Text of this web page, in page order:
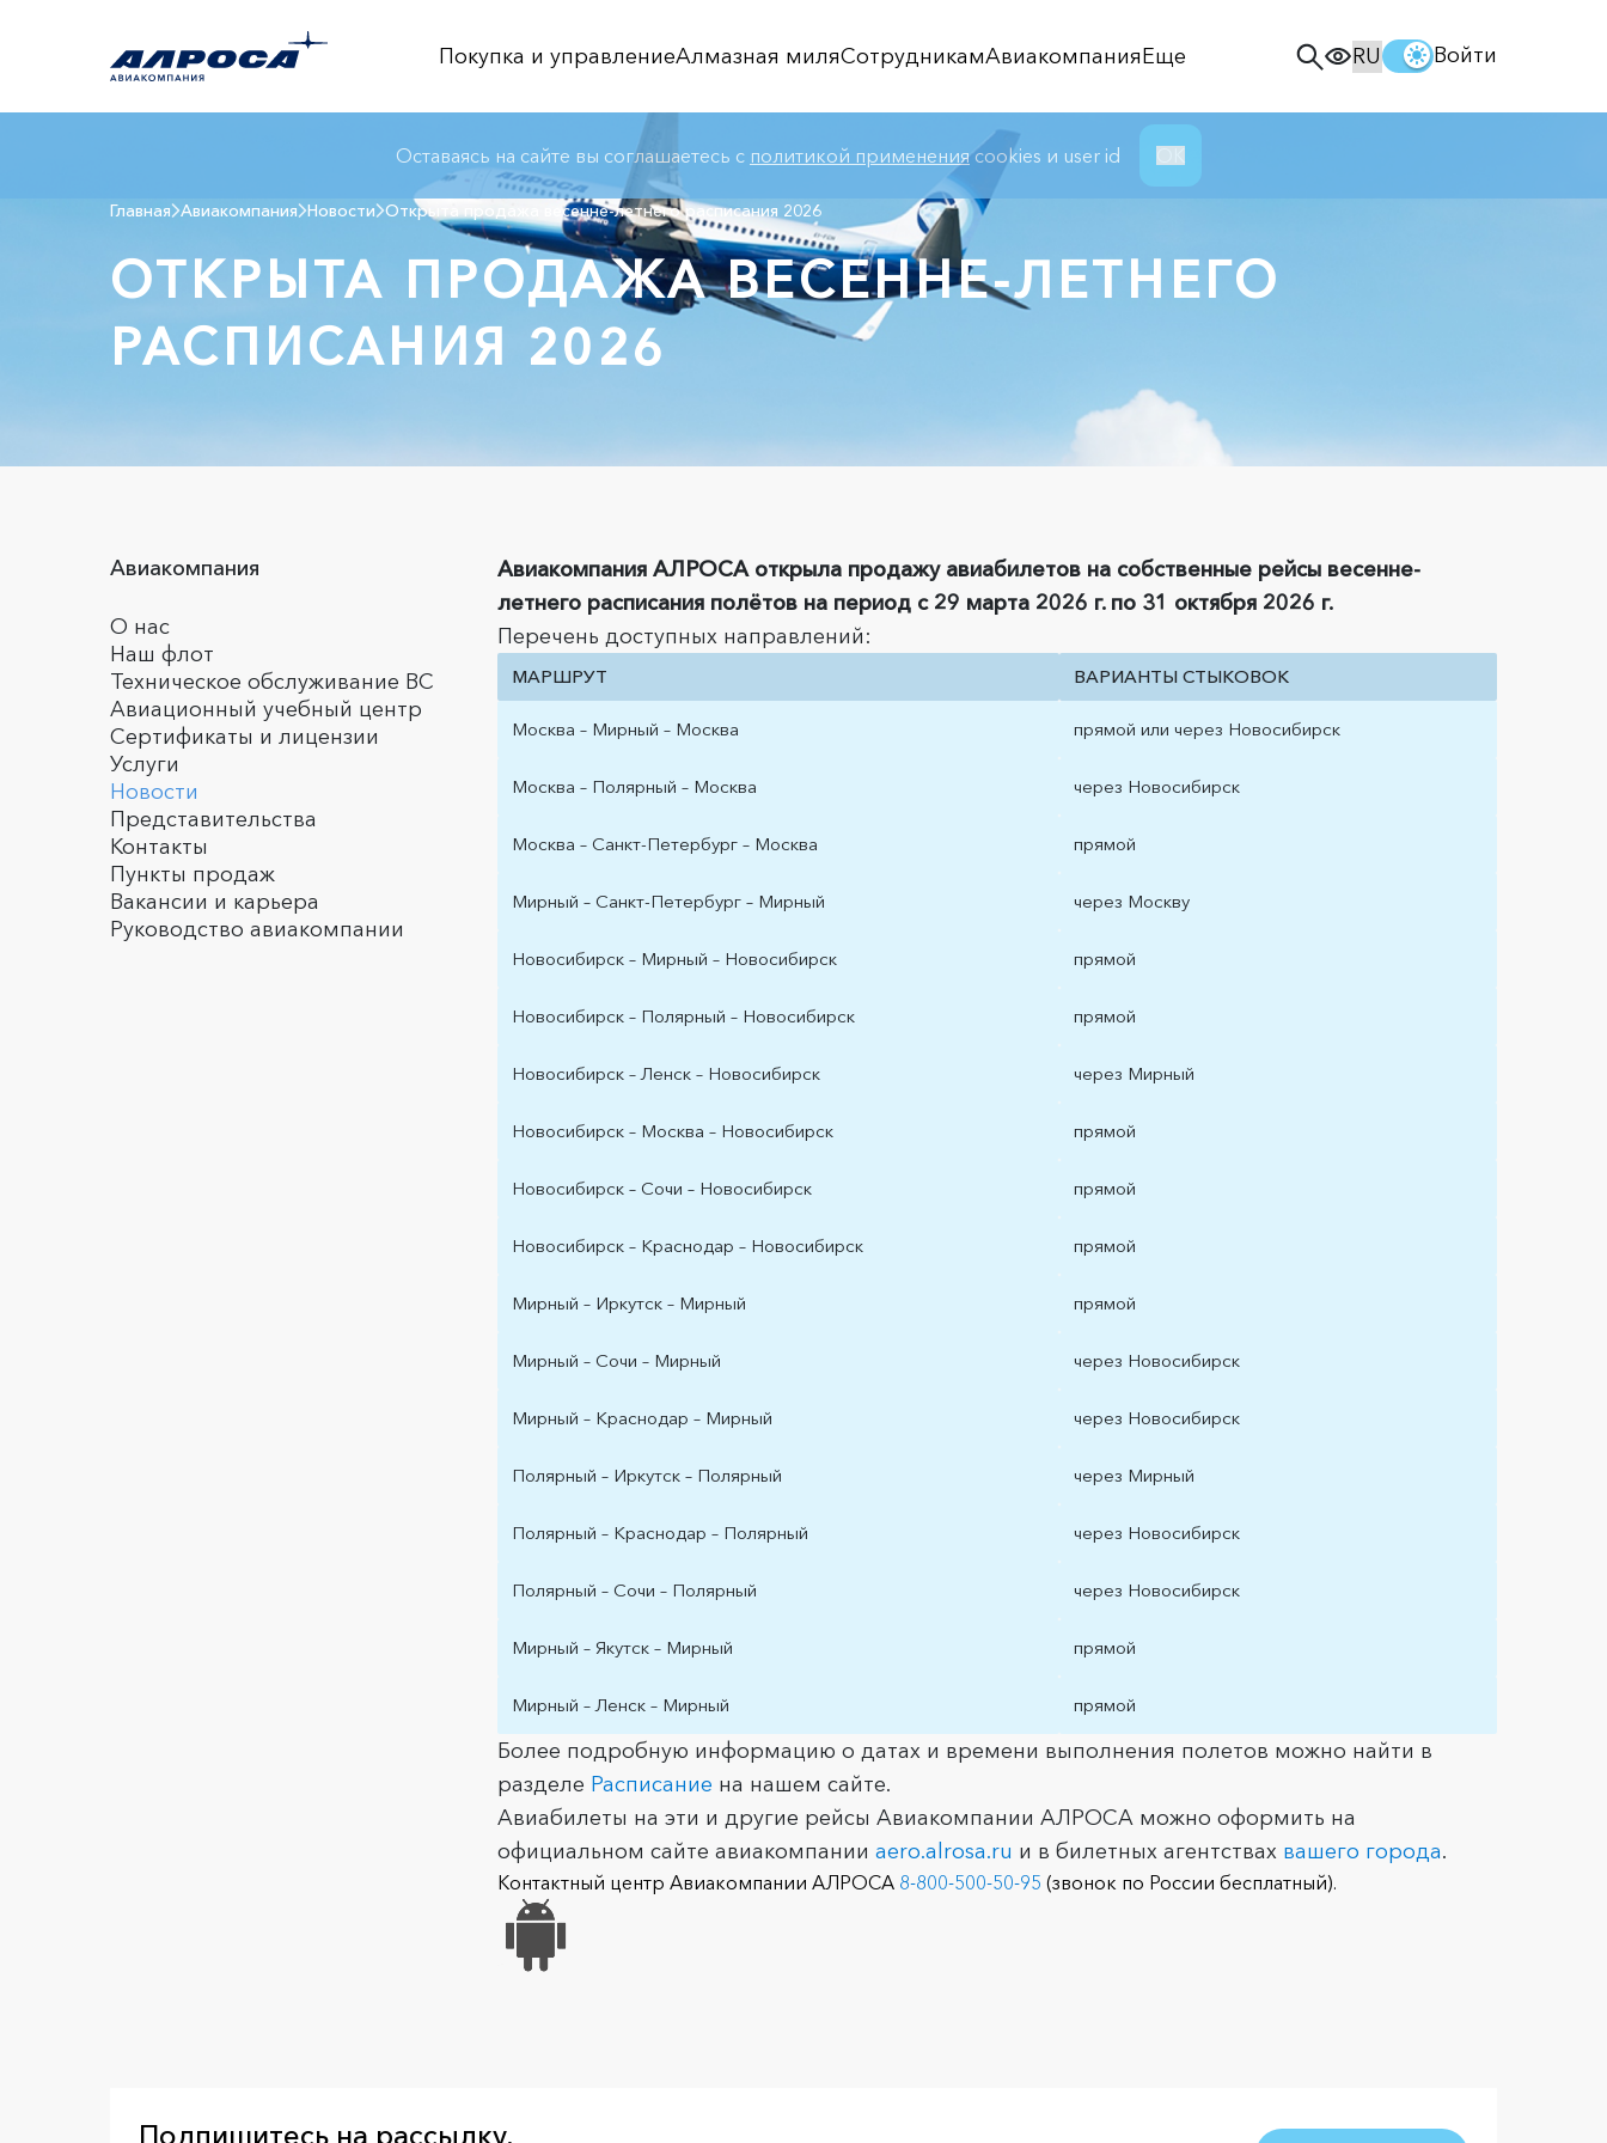
Покупка и управлениеАлмазная миляСотрудникамАвиакомпанияЕще Войти
Главная Авиакомпания Новости Открыта продажа весенне-летнего расписания 2026
ОТКРЫТА ПРОДАЖА ВЕСЕННЕ-ЛЕТНЕГО
РАСПИСАНИЯ 2026
Авиакомпания
О нас
Наш флот
Техническое обслуживание ВС
Авиационный учебный центр
Сертификаты и лицензии
Услуги
Новости
Представительства
Контакты
Пункты продаж
Вакансии и карьера
Руководство авиакомпании
Авиакомпания АЛРОСА открыла продажу авиабилетов на собственные рейсы весенне-
летнего расписания полётов на период с 29 марта 2026 г. по 31 октября 2026 г.
Перечень доступных направлений:
МАРШРУТ ВАРИАНТЫ СТЫКОВОК
Москва – Мирный – Москва прямой или через Новосибирск
Москва – Полярный – Москва через Новосибирск
Москва – Санкт-Петербург – Москва прямой
Мирный – Санкт-Петербург – Мирный через Москву
Новосибирск – Мирный – Новосибирск прямой
Новосибирск – Полярный – Новосибирск прямой
Новосибирск – Ленск – Новосибирск через Мирный
Новосибирск – Москва – Новосибирск прямой
Новосибирск – Сочи – Новосибирск прямой
Новосибирск – Краснодар – Новосибирск прямой
Мирный – Иркутск – Мирный прямой
Мирный – Сочи – Мирный через Новосибирск
Мирный – Краснодар – Мирный через Новосибирск
Полярный – Иркутск – Полярный через Мирный
Полярный – Краснодар – Полярный через Новосибирск
Полярный – Сочи – Полярный через Новосибирск
Мирный – Якутск – Мирный прямой
Мирный – Ленск – Мирный прямой
Более подробную информацию о датах и времени выполнения полетов можно найти в
разделе Расписание на нашем сайте.
Авиабилеты на эти и другие рейсы Авиакомпании АЛРОСА можно оформить на
официальном сайте авиакомпании aero.alrosa.ru и в билетных агентствах вашего города.
Контактный центр Авиакомпании АЛРОСА 8-800-500-50-95 (звонок по России бесплатный).
Подпишитесь на рассылку,
Оставаясь на сайте вы соглашаетесь с политикой примененияcookies и user id